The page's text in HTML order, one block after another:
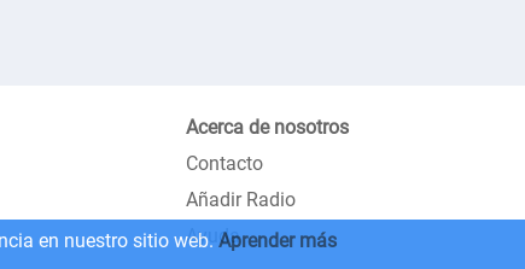
Acerca de nosotros
Contacto
Añadir Radio
Ayuda
en nuestro sitio web.Aprender más